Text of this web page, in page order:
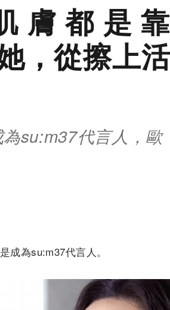
膚都是靠
，從擦上活
su:m37代言人，歐
成為su:m37代言人。